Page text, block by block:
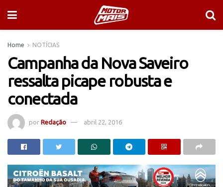
Home NOTÍCIAS
Campanha da Nova Saveiro
ressalta picape robusta e
conectada
por Redação abril 22, 2016